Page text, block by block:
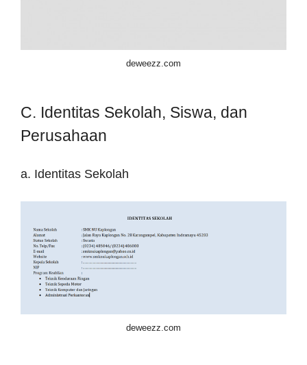
deweezz.com
C. Identitas Sekolah, Siswa, dan
Perusahaan
a. Identitas Sekolah
deweezz.com